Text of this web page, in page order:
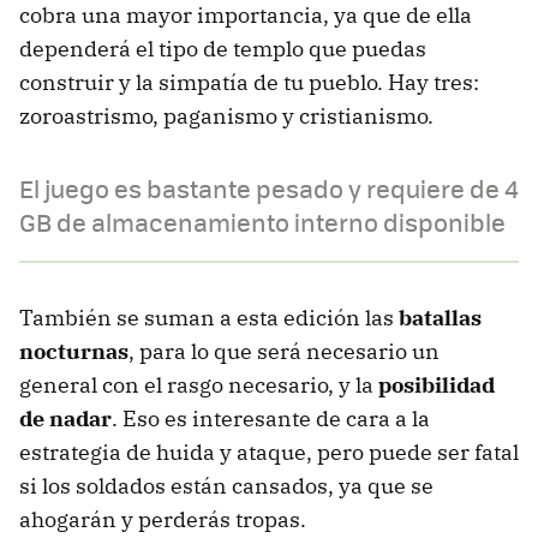
cobra una mayor importancia, ya que de ella
dependerá el tipo de templo que puedas
construir y la simpatía de tu pueblo. Hay tres:
zoroastrismo, paganismo y cristianismo.
El juego es bastante pesado y requiere de 4
GB de almacenamiento interno disponible
También se suman a esta edición las batallas
nocturnas, para lo que será necesario un
general con el rasgo necesario, y la posibilidad
de nadar. Eso es interesante de cara a la
estrategia de huida y ataque, pero puede ser fatal
si los soldados están cansados, ya que se
ahogarán y perderás tropas.